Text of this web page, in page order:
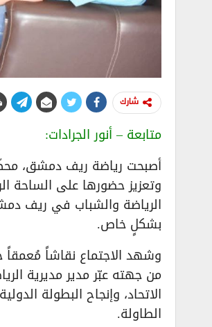
شارك
متابعة – أنور الجرادات:
أصبحت رياضة ريف دمشق، محطّ
وتعزيز حضورها على الساحة
الرياضة والشباب في ريف
بشكلٍ خاص.
وشهد الاجتماع نقاشاً مُعمقاً
من جهته عبّر مدير مديرية
الاتحاد، وإنجاح البطولة
الطاولة.